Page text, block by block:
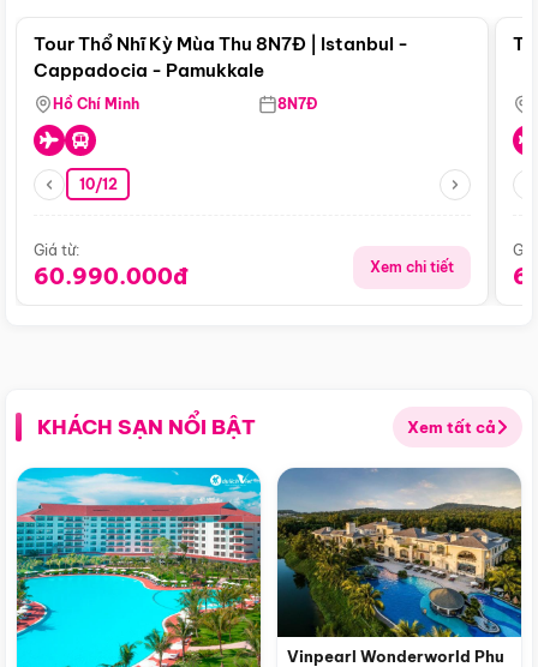
Tour Thổ Nhĩ Kỳ Mùa Thu 8N7Đ | Istanbul -
Cappadocia - Pamukkale
Hồ Chí Minh 8N7Đ
10/12
Giá từ:
60.990.000đ Xem chi tiết
KHÁCH SẠN NỔI BẬT Xem tất cả
Vinpearl Wonderworld Phu